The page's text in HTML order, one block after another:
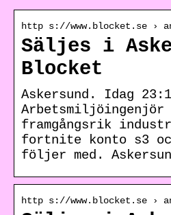
http s://www.blocket.se ›
Säljes i
Blocket
Askersund. Idag
framgångsrik
fortnite konto s3
följer med.
http s://www.blocket.se ›